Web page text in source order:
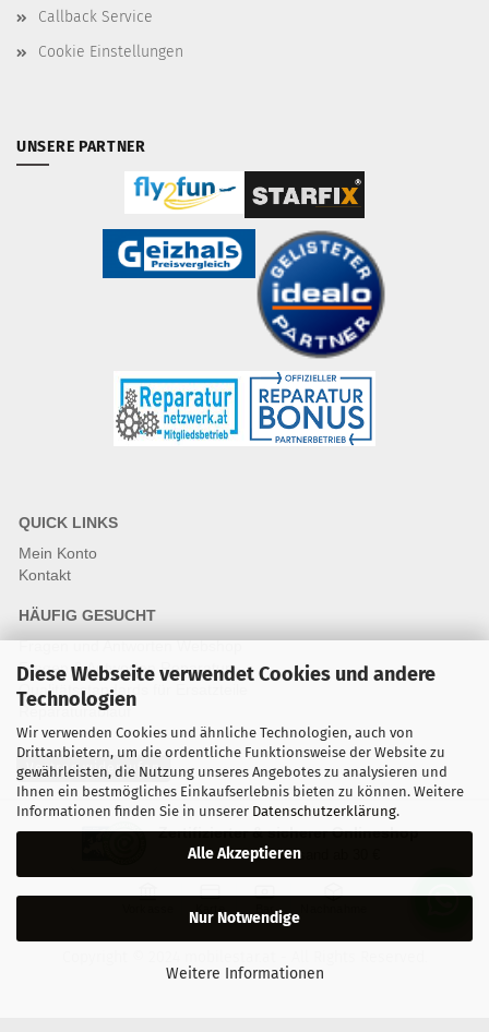
Diese Webseite verwendet Cookies und andere
Technologien
Wir verwenden Cookies und ähnliche Technologien, auch von
Drittanbietern, um die ordentliche Funktionsweise der Website zu
gewährleisten, die Nutzung unseres Angebotes zu analysieren und
Ihnen ein bestmögliches Einkaufserlebnis bieten zu können. Weitere
Informationen finden Sie in unserer Datenschutzerklärung.
Alle Akzeptieren
Nur Notwendige
Weitere Informationen
Callback Service
Cookie Einstellungen
UNSERE PARTNER
QUICK LINKS
Mein Konto
Kontakt
HÄUFIG GESUCHT
Fragen und Antworten Webshop
Fragen & Antworten Reparatur
Qualitätsstandards für Ersatzteile
Reparaturablauf
Vertrag widerrufen
Zertifizierter & sicherer Onlineshop
Kostenloser Versand ab 30 €
Karte